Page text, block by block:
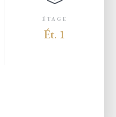
ÉTAGE
Ét. 1